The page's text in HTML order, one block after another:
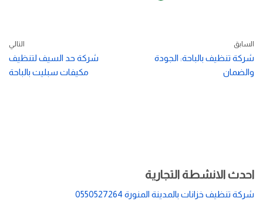
السابق
شركة تنظيف بالباحة: الجودة
والضمان
التالي
شركة حد السيف لتنظيف
مكيفات سبليت بالباحة
احدث الانشطة التجارية
شركة تنظيف خزانات بالمدينة المنورة 0550527264